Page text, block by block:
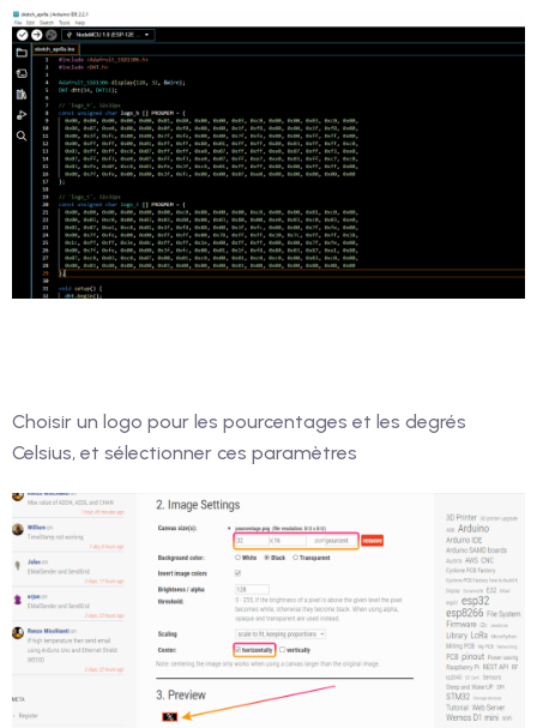
Choisir un logo pour les pourcentages et les degrés
Celsius, et sélectionner ces paramètres